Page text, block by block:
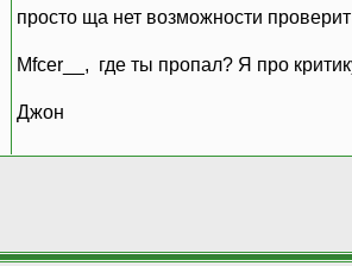
просто ща нет возможности
Mfcer__, где ты пропал? Я про
Джон